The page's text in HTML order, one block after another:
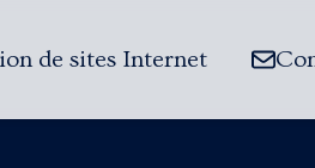
de sites Internet